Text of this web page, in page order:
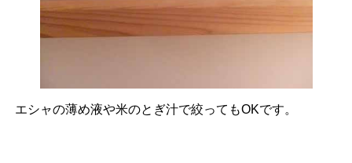
エシャの薄め液や米のとぎ汁で絞ってもOKです。